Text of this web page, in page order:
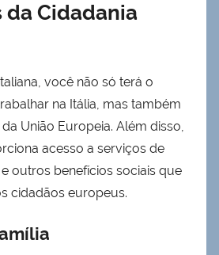
Cidadania
você não só terá o
na Itália, mas também
União Europeia. Além disso,
acesso a serviços de
outros benefícios sociais que
cidadãos europeus.